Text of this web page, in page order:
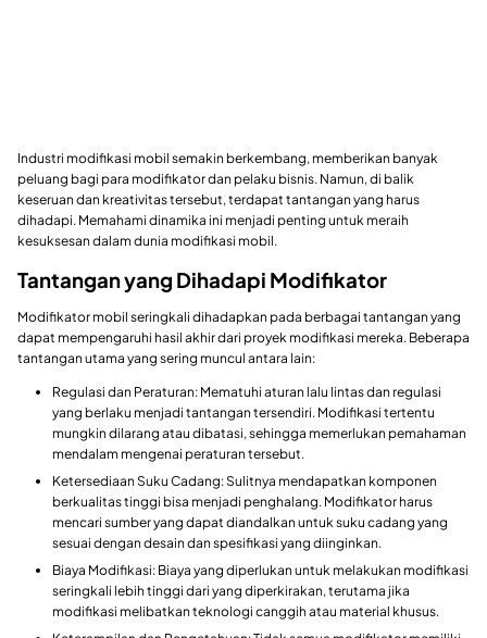
Industri modifikasi mobil semakin berkembang, memberikan banyak
peluang bagi para modifikator dan pelaku bisnis. Namun, di balik
keseruan dan kreativitas tersebut, terdapat tantangan yang harus
dihadapi. Memahami dinamika ini menjadi penting untuk meraih
kesuksesan dalam dunia modifikasi mobil.
Tantangan yang Dihadapi Modifikator
Modifikator mobil seringkali dihadapkan pada berbagai tantangan yang
dapat mempengaruhi hasil akhir dari proyek modifikasi mereka. Beberapa
tantangan utama yang sering muncul antara lain:
Regulasi dan Peraturan: Mematuhi aturan lalu lintas dan regulasi
yang berlaku menjadi tantangan tersendiri. Modifikasi tertentu
mungkin dilarang atau dibatasi, sehingga memerlukan pemahaman
mendalam mengenai peraturan tersebut.
Ketersediaan Suku Cadang: Sulitnya mendapatkan komponen
berkualitas tinggi bisa menjadi penghalang. Modifikator harus
mencari sumber yang dapat diandalkan untuk suku cadang yang
sesuai dengan desain dan spesifikasi yang diinginkan.
Biaya Modifikasi: Biaya yang diperlukan untuk melakukan modifikasi
seringkali lebih tinggi dari yang diperkirakan, terutama jika
modifikasi melibatkan teknologi canggih atau material khusus.